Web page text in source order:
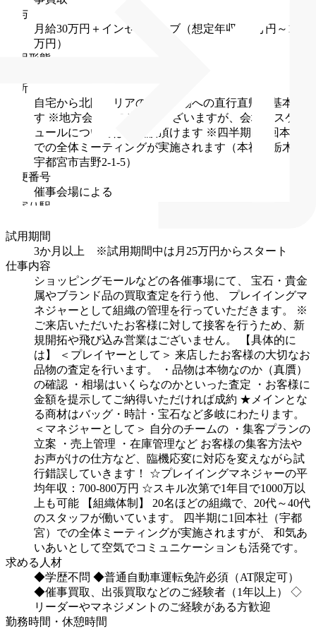
給与
月給30万円＋インセンティブ（想定年収600万円～1000
万円）
雇用形態
住所
自宅から北陸エリアの鑑定会場への直行直帰が基本で
す ※地方会場への出張もございますが、会場やスケジ
ュールについてはご相談頂けます ※四半期に1回本社
での全体ミーティングが実施されます（本社：栃木県
宇都宮市吉野2-1-5）
郵便番号
催事会場による
最寄り駅
試用期間
3か月以上 ※試用期間中は月25万円からスタート
仕事内容
ショッピングモールなどの各催事場にて、
宝石・貴金
属やブランド品の買取査定を行う他、
プレイイングマ
ネジャーとして組織の管理を行っていただきます。
※
ご来店いただいたお客様に対して接客を行うため、新
規開拓や飛び込み営業はございません。
【具体的に
は】
＜プレイヤーとして＞ 来店したお客様の大切なお
品物の査定を行います。
・品物は本物なのか（真贋）
の確認
・相場はいくらなのかといった査定
・お客様に
金額を提示してご納得いただければ成約 ★メインとな
る商材はバッグ・時計・宝石など多岐にわたります。
＜マネジャーとして＞ 自分のチームの
・集客プランの
立案
・売上管理 ・在庫管理など お客様の集客方法や
お声がけの仕方など、臨機応変に対応を変えながら試
行錯誤していきます！
☆プレイイングマネジャーの平
均年収：700-800万円 ☆スキル次第で1年目で1000万以
上も可能
【組織体制】
20名ほどの組織で、20代～40代
のスタッフが働いています。
四半期に1回本社（宇都
宮）での全体ミーティングが実施されますが、
和気あ
いあいとして空気でコミュニケーションも活発です。
求める人材
◆学歴不問 ◆普通自動車運転免許必須（AT限定可）
◆催事買取、出張買取などのご経験者（1年以上）
◇
リーダーやマネジメントのご経験がある方歓迎
勤務時間・休憩時間